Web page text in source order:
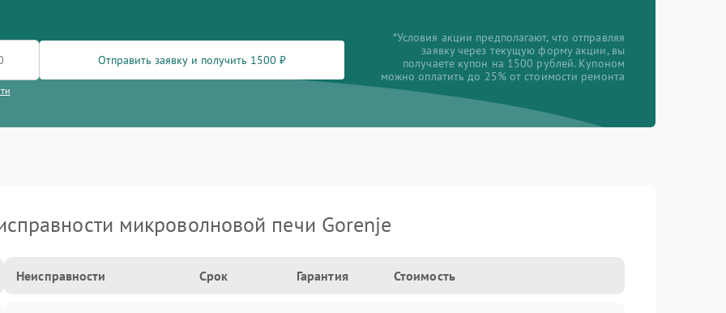
Отправить заявку и получить 1500 ₽
*Условия акции предполагают, что отправляя
заявку через текущую форму акции, вы
получаете купон на 1500 рублей. Купоном
можно оплатить до 25% от стоимости ремонта
микроволновой печи Gorenje
Неисправности Срок Гарантия Стоимость